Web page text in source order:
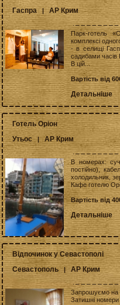
Гаспра |АР Крим
Парк-готель
комплексі
- в селищі
садибами часів
В цій...
Вартість від
Детальніше
Готель Оріон
Утьос |АР Крим
В номерах:
постійно),
холодильник,
Кафе готелю
Вартість від
Детальніше
Відпочинок у Севастополі
Севастополь | АР Крим
Запрошуємо на
Затишні номери